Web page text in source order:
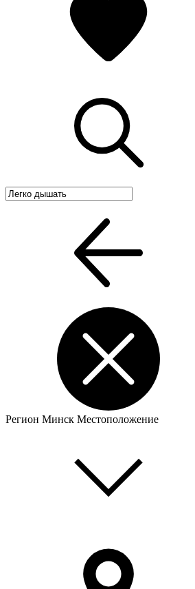
Регион Минск Местоположение